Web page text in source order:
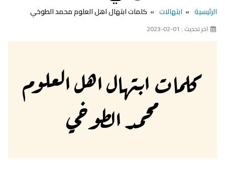
الرئيسية ابتهالات كلمات ابتهال اهل العلوم محمد الطوخي
اخر تحديث : 01-02-2023
كلمات ابتهال اهل العلوم
محمد الطوخي